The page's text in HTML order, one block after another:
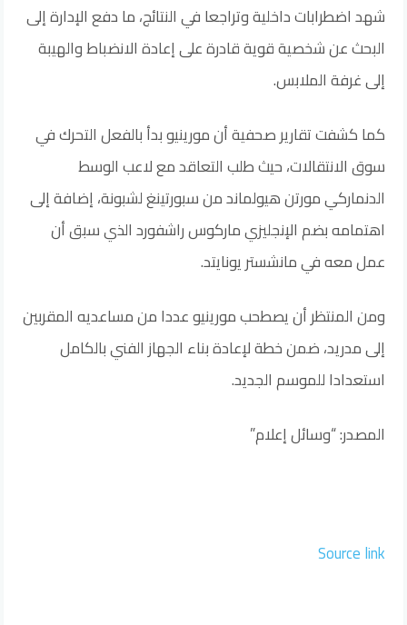
شهد اضطرابات داخلية وتراجعا في النتائج، ما دفع الإدارة إلى
البحث عن شخصية قوية قادرة على إعادة الانضباط والهيبة
إلى غرفة الملابس.
كما كشفت تقارير صحفية أن مورينيو بدأ بالفعل التحرك في
سوق الانتقالات، حيث طلب التعاقد مع لاعب الوسط
الدنماركي مورتن هيولماند من سبورتينغ لشبونة، إضافة إلى
اهتمامه بضم الإنجليزي ماركوس راشفورد الذي سبق أن
عمل معه في مانشستر يونايتد.
ومن المنتظر أن يصطحب مورينيو عددا من مساعديه المقربين
إلى مدريد، ضمن خطة لإعادة بناء الجهاز الفني بالكامل
استعدادا للموسم الجديد.
المصدر: “وسائل إعلام”
Source link